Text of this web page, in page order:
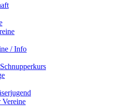
/ Info
Vereine